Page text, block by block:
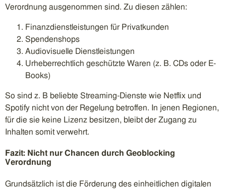
Verordnung ausgenommen sind. Zu diesen zählen:
Finanzdienstleistungen für Privatkunden
Spendenshops
Audiovisuelle Dienstleistungen
Urheberrechtlich geschützte Waren (z. B. CDs oder E-
Books)
So sind z. B beliebte Streaming-Dienste wie Netflix und
Spotify nicht von der Regelung betroffen. In jenen Regionen,
für die sie keine Lizenz besitzen, bleibt der Zugang zu
Inhalten somit verwehrt.
Fazit: Nicht nur Chancen durch Geoblocking
Verordnung
Grundsätzlich ist die Förderung des einheitlichen digitalen